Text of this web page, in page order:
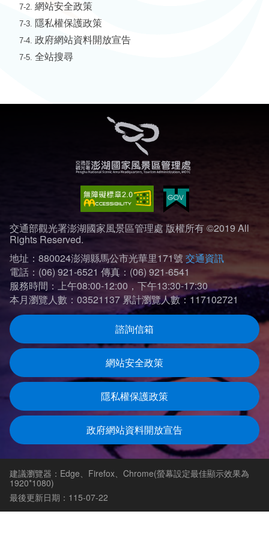
7-2. 網站安全政策
7-3. 隱私權保護政策
7-4. 政府網站資料開放宣告
7-5. 全站搜尋
交通部觀光署澎湖國家風景區管理處 版權所有 ©2019 All
Rights Reserved.
地址：880024澎湖縣馬公市光華里171號 交通資訊
電話：(06) 921-6521 傳真：(06) 921-6541
服務時間：上午08:00-12:00，下午13:30-17:30
本月瀏覽人數：03521137 累計瀏覽人數：117102721
諮詢信箱
網站安全政策
隱私權保護政策
政府網站資料開放宣告
建議瀏覽器：Edge、Firefox、Chrome(螢幕設定最佳顯示效果為
1920*1080)
最後更新日期：115-07-22